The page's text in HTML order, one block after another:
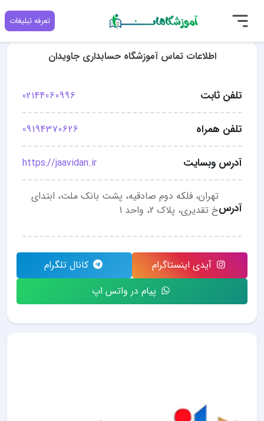
تعرفه تبلیغات
اطلاعات تماس آموزشگاه حسابداری جاویدان
تلفن ثابت 02144060996
تلفن همراه 09194370626
آدرس وبسایت https://jaavidan.ir
آدرس
تهران، فلکه دوم صادقیه، پشت بانک ملت، ابتدای
خ تقدیری، پلاک 2، واحد 1
آیدی اینستاگرام
کانال تلگرام
پیام در واتس اپ